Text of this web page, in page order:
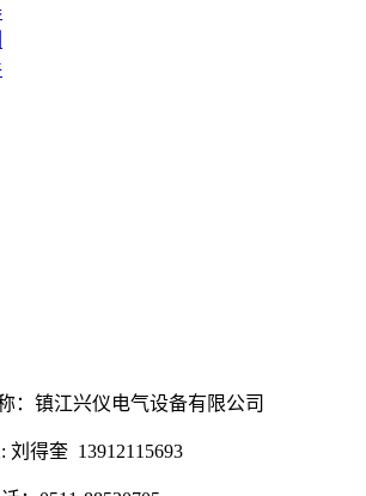
：镇江兴仪电气设备有限公司
刘得奎 13912115693